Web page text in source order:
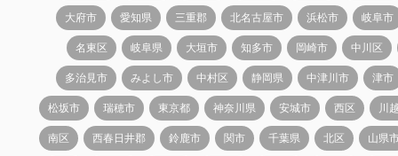
大府市 愛知県 三重郡 北名古屋市 浜松市 岐阜市
名東区 岐阜県 大垣市 知多市 岡崎市 中川区
多治見市 みよし市 中村区 静岡県 中津川市 津市
松坂市 瑞穂市 東京都 神奈川県 安城市 西区 川
南区 西春日井郡 鈴鹿市 関市 千葉県 北区 山県